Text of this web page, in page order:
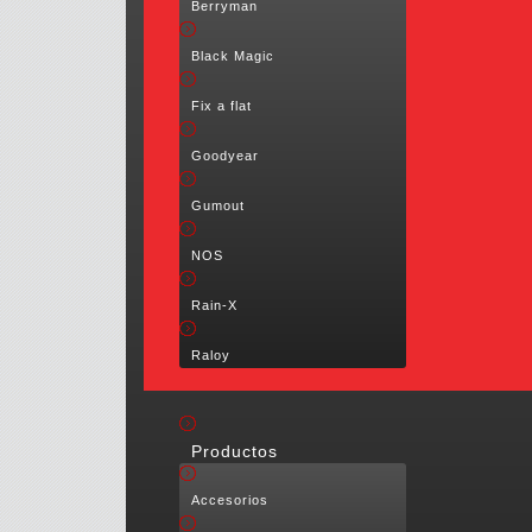
Berryman
Black Magic
Fix a flat
Goodyear
Gumout
NOS
Rain-X
Raloy
Productos
Accesorios